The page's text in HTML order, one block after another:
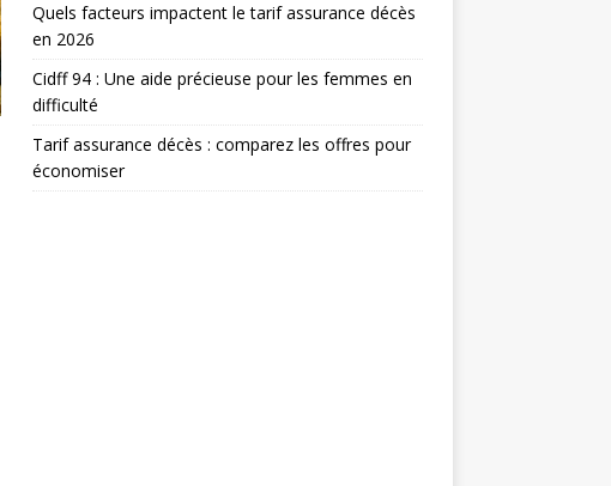
Quels facteurs impactent le tarif assurance décès
en 2026
Cidff 94 : Une aide précieuse pour les femmes en
difficulté
Tarif assurance décès : comparez les offres pour
économiser